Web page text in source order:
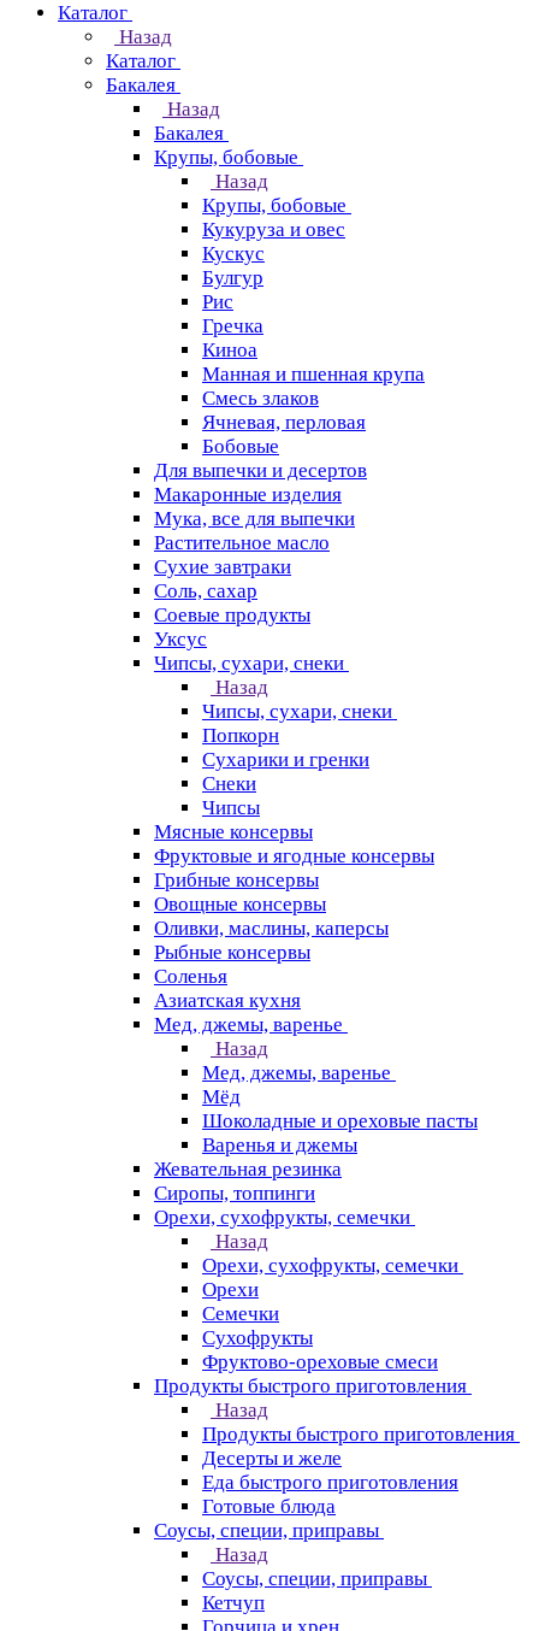
Каталог
Назад
Каталог
Бакалея
Назад
Бакалея
Крупы, бобовые
Назад
Крупы, бобовые
Кукуруза и овес
Кускус
Булгур
Рис
Гречка
Киноа
Манная и пшенная крупа
Смесь злаков
Ячневая, перловая
Бобовые
Для выпечки и десертов
Макаронные изделия
Мука, все для выпечки
Растительное масло
Сухие завтраки
Соль, сахар
Соевые продукты
Уксус
Чипсы, сухари, снеки
Назад
Чипсы, сухари, снеки
Попкорн
Сухарики и гренки
Снеки
Чипсы
Мясные консервы
Фруктовые и ягодные консервы
Грибные консервы
Овощные консервы
Оливки, маслины, каперсы
Рыбные консервы
Соленья
Азиатская кухня
Мед, джемы, варенье
Назад
Мед, джемы, варенье
Мёд
Шоколадные и ореховые пасты
Варенья и джемы
Жевательная резинка
Сиропы, топпинги
Орехи, сухофрукты, семечки
Назад
Орехи, сухофрукты, семечки
Орехи
Семечки
Сухофрукты
Фруктово-ореховые смеси
Продукты быстрого приготовления
Назад
Продукты быстрого приготовления
Десерты и желе
Еда быстрого приготовления
Готовые блюда
Соусы, специи, приправы
Назад
Соусы, специи, приправы
Кетчуп